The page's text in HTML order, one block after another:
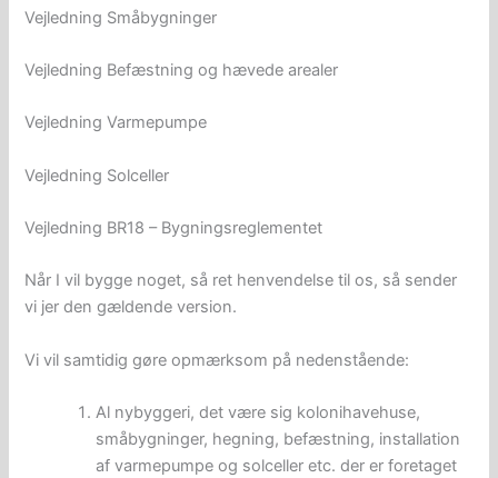
Vejledning Småbygninger
Vejledning Befæstning og hævede arealer
Vejledning Varmepumpe
Vejledning Solceller
Vejledning BR18 – Bygningsreglementet
Når I vil bygge noget, så ret henvendelse til os, så sender
vi jer den gældende version.
Vi vil samtidig gøre opmærksom på nedenstående:
Al nybyggeri, det være sig kolonihavehuse,
småbygninger, hegning, befæstning, installation
af varmepumpe og solceller etc. der er foretaget